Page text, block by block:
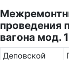
проведения
вагона мод.
Де­повс­кой